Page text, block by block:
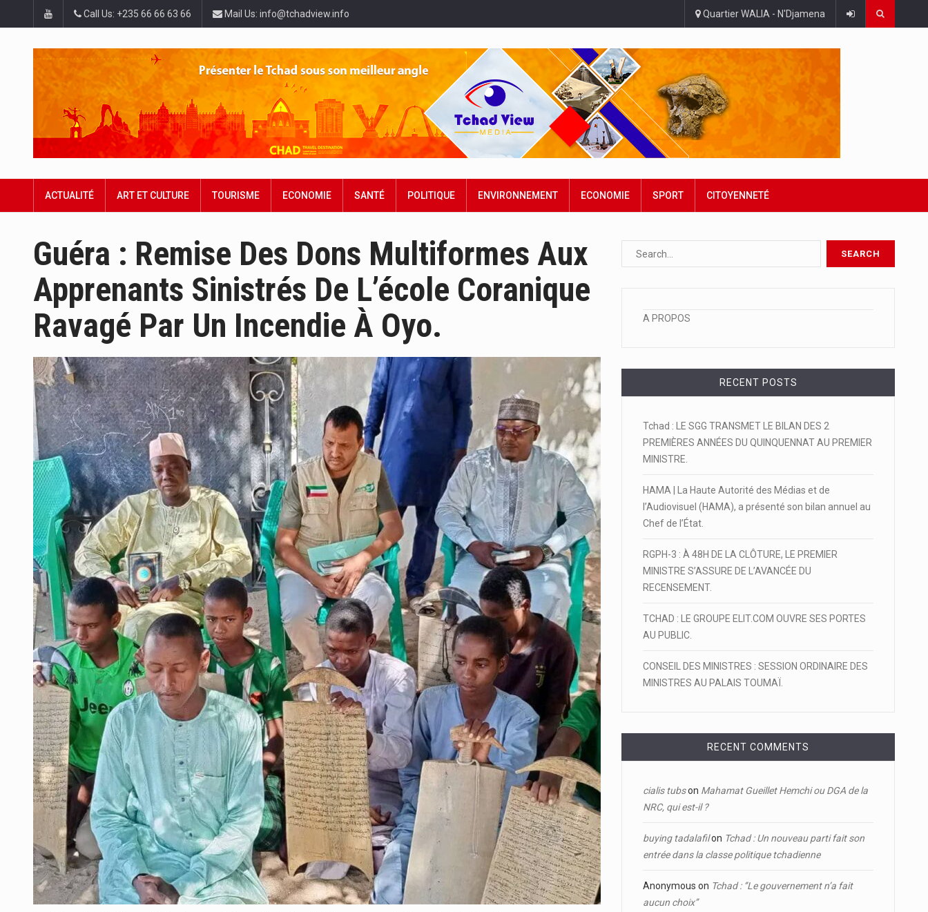
Call Us: +235 66 66 63 66 Mail Us: info@tchadview.info Quartier WALIA - N'Djamena
ACTUALITÉ ART ET CULTURE TOURISME ECONOMIE SANTÉ POLITIQUE ENVIRONNEMENT ECONOMIE SPORT CITOYENNETÉ
Guéra : Remise Des Dons Multiformes Aux
Apprenants Sinistrés De L’école Coranique
Ravagé Par Un Incendie À Oyo.
A PROPOS
RECENT POSTS
Tchad : LE SGG TRANSMET LE BILAN DES 2
PREMIÈRES ANNÉES DU QUINQUENNAT AU PREMIER
MINISTRE.
HAMA | La Haute Autorité des Médias et de
l’Audiovisuel (HAMA), a présenté son bilan annuel au
Chef de l’État.
RGPH-3 : À 48H DE LA CLÔTURE, LE PREMIER
MINISTRE S’ASSURE DE L’AVANCÉE DU
RECENSEMENT.
TCHAD : LE GROUPE ELIT.COM OUVRE SES PORTES
AU PUBLIC.
CONSEIL DES MINISTRES : SESSION ORDINAIRE DES
MINISTRES AU PALAIS TOUMAÏ.
RECENT COMMENTS
cialis tubson Mahamat Gueillet Hemchi ou DGA de la
NRC, qui est-il ?
buying tadalafilon Tchad : Un nouveau parti fait son
entrée dans la classe politique tchadienne
Anonymous on Tchad : ‘’Le gouvernement n’a fait
aucun choix’’